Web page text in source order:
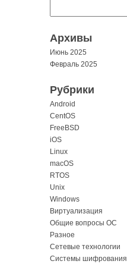
Архивы
Июнь 2025
Февраль 2025
Рубрики
Android
CentOS
FreeBSD
iOS
Linux
macOS
RTOS
Unix
Windows
Виртуализация
Общие вопросы ОС
Разное
Сетевые технологии
Системы шифрования